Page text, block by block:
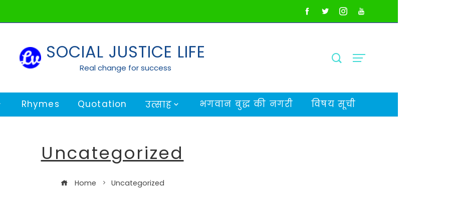
SOCIAL JUSTICE LIFE
Real change for success
Rhymes Quotation उत्साह भगवान बुद्ध की नगरी विषय सूची
Uncategorized
Home Uncategorized